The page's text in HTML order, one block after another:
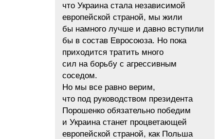
что Украина стала независимой
европейской страной, мы жили
бы намного лучше и давно вступили
бы в состав Евросоюза. Но пока
приходится тратить много
сил на борьбу с агрессивным
соседом.
Но мы все равно верим,
что под руководством президента
Порошенко обязательно победим
и Украина станет процветающей
европейской страной, как Польша